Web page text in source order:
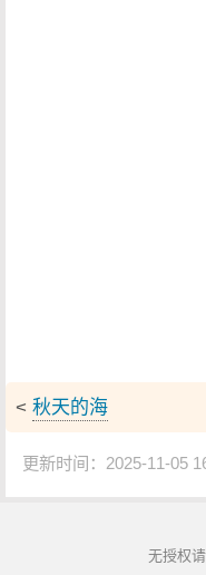
< 秋天的海
更新时间：2025-11-05
无授权